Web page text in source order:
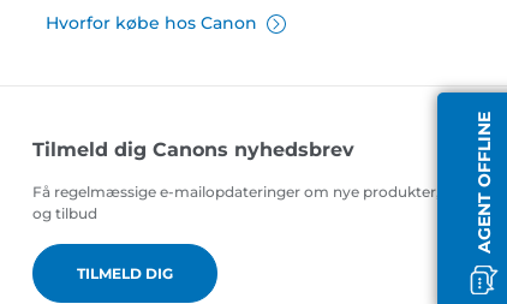
AGENT OFFLINE
Hvorfor købe hos Canon
Tilmeld dig Canons nyhedsbrev
Få regelmæssige e-mailopdateringer om nye produkter, nyttige
og tilbud
TILMELD DIG